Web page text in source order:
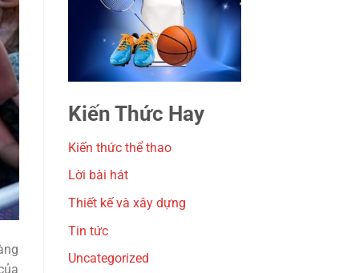
Kiến Thức Hay
Kiến thức thể thao
Lời bài hát
Thiết kế và xây dựng
Tin tức
Uncategorized